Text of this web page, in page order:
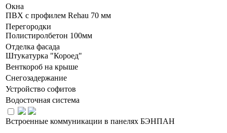
Окна
ПВХ с профилем Rehau 70 мм
Перегородки
Полистиролбетон 100мм
Отделка фасада
Штукатурка "Короед"
Венткороб на крыше
Снегозадержание
Устройство софитов
Водосточная система
Встроенные коммуникации в панелях БЭНПАН